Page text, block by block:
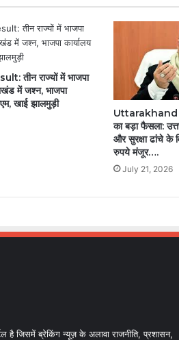
तीन राज्यों में भाजपा
में जश्न, भाजपा
खाई झालमुड़ी
Uttarakhand
का बड़ा फैसला:
और सुरक्षा ढांचे के
रुपये मंजूर….
July 21, 2026
है जिसमें ब्रेकिंग न्यूज़ के अलावा राजनीति, प्रशासन,